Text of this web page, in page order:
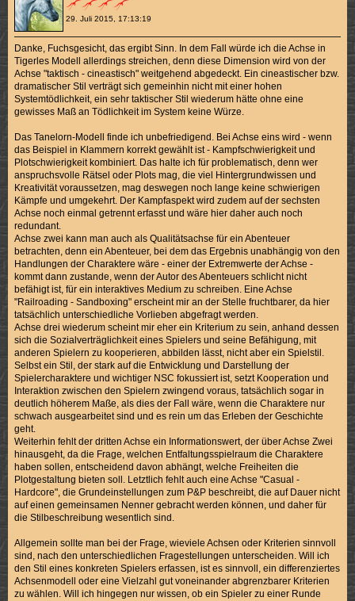
29. Juli 2015, 17:13:19
Danke, Fuchsgesicht, das ergibt Sinn. In dem Fall würde ich die Achse in
Tigerles Modell allerdings streichen, denn diese Dimension wird von der
Achse "taktisch - cineastisch" weitgehend abgedeckt. Ein cineastischer bzw.
dramatischer Stil verträgt sich gemeinhin nicht mit einer hohen
Systemtödlichkeit, ein sehr taktischer Stil wiederum hätte ohne eine
gewisses Maß an Tödlichkeit im System keine Würze.
Das Tanelorn-Modell finde ich unbefriedigend. Bei Achse eins wird - wenn
das Beispiel in Klammern korrekt gewählt ist - Kampfschwierigkeit und
Plotschwierigkeit kombiniert. Das halte ich für problematisch, denn wer
anspruchsvolle Rätsel oder Plots mag, die viel Hintergrundwissen und
Kreativität voraussetzen, mag deswegen noch lange keine schwierigen
Kämpfe und umgekehrt. Der Kampfaspekt wird zudem auf der sechsten
Achse noch einmal getrennt erfasst und wäre hier daher auch noch
redundant.
Achse zwei kann man auch als Qualitätsachse für ein Abenteuer
betrachten, denn ein Abenteuer, bei dem das Ergebnis unabhängig von den
Handlungen der Charaktere wäre - einer der Extremwerte der Achse -
kommt dann zustande, wenn der Autor des Abenteuers schlicht nicht
befähigt ist, für ein interaktives Medium zu schreiben. Eine Achse
"Railroading - Sandboxing" erscheint mir an der Stelle fruchtbarer, da hier
tatsächlich unterschiedliche Vorlieben abgefragt werden.
Achse drei wiederum scheint mir eher ein Kriterium zu sein, anhand dessen
sich die Sozialverträglichkeit eines Spielers und seine Befähigung, mit
anderen Spielern zu kooperieren, abbilden lässt, nicht aber ein Spielstil.
Selbst ein Stil, der stark auf die Entwicklung und Darstellung der
Spielercharaktere und wichtiger NSC fokussiert ist, setzt Kooperation und
Interaktion zwischen den Spielern zwingend voraus, tatsächlich sogar in
deutlich höherem Maße, als dies der Fall wäre, wenn die Charaktere nur
schwach ausgearbeitet sind und es rein um das Erleben der Geschichte
geht.
Weiterhin fehlt der dritten Achse ein Informationswert, der über Achse Zwei
hinausgeht, da die Frage, welchen Entfaltungsspielraum die Charaktere
haben sollen, entscheidend davon abhängt, welche Freiheiten die
Plotgestaltung bieten soll. Letztlich fehlt auch eine Achse "Casual -
Hardcore", die Grundeinstellungen zum P&P beschreibt, die auf Dauer nicht
auf einen gemeinsamen Nenner gebracht werden können, und daher für
die Stilbeschreibung wesentlich sind.
Allgemein sollte man bei der Frage, wieviele Achsen oder Kriterien sinnvoll
sind, nach den unterschiedlichen Fragestellungen unterscheiden. Will ich
den Stil eines konkreten Spielers erfassen, ist es sinnvoll, ein differenziertes
Achsenmodell oder eine Vielzahl gut voneinander abgrenzbarer Kriterien
zu wählen. Will ich hingegen nur wissen, ob ein Spieler zu einer Runde